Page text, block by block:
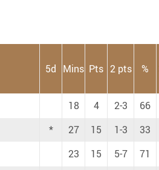
5d Mins Pts 2 pts %
18 4 2-3 66
* 27 15 1-3 33
23 15 5-7 71